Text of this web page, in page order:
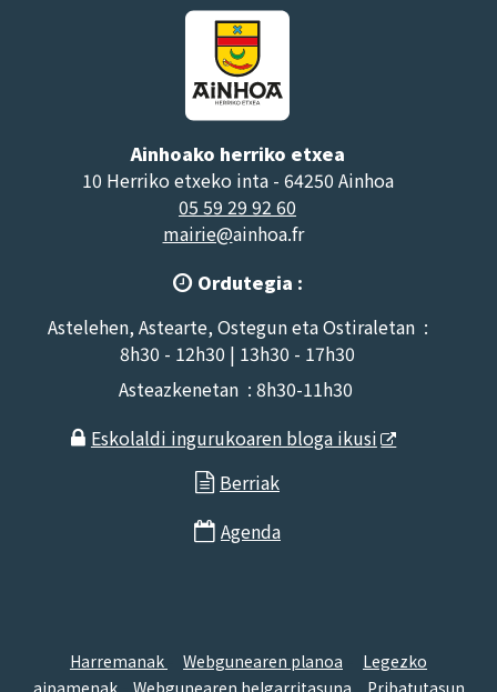
Ainhoako herriko etxea
10 Herriko etxeko inta - 64250 Ainhoa
05 59 29 92 60
mairie@ainhoa.fr
 Ordutegia :
Astelehen, Astearte, Ostegun eta Ostiraletan :
8h30 - 12h30 | 13h30 - 17h30
Asteazkenetan : 8h30-11h30
 Eskolaldi ingurukoaren bloga ikusi
 Berriak
 Agenda
Harremanak Webgunearen planoa
Legezko